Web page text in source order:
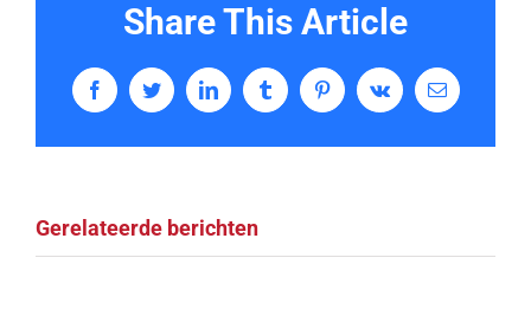
Share This Article
FacebookTwitterLinkedIn TumblrPinterestVk
E-
mail
Gerelateerde berichten